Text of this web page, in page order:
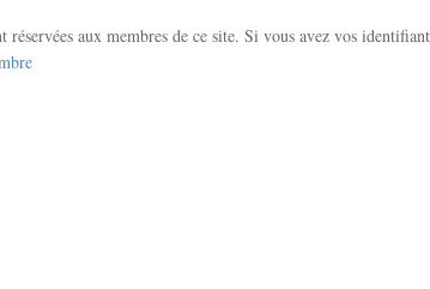
réservées aux membres de ce site. Si vous avez vos